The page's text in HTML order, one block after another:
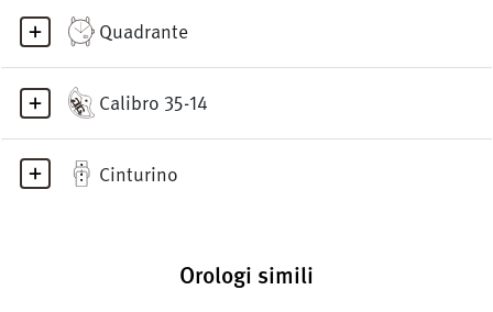
Quadrante
Calibro 35-14
Cinturino
Orologi simili